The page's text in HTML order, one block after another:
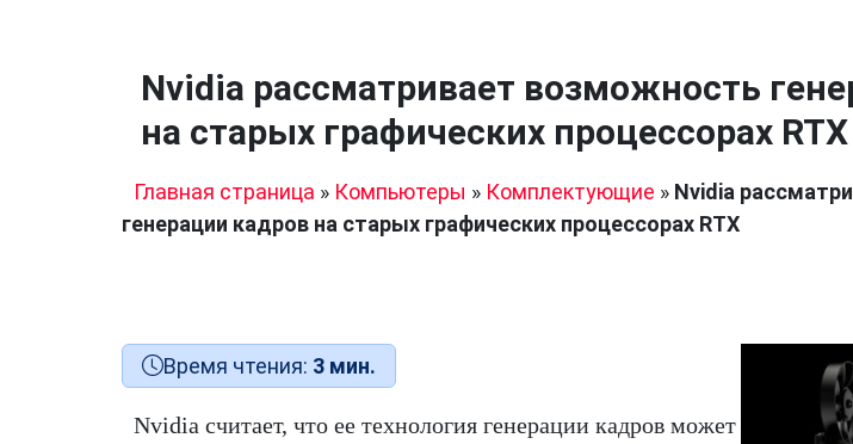
Nvidia рассматривает возможность
на старых графических процессорах RTX
Главная страница » Компьютеры » Комплектующие » Nvidia
генерации кадров на старых графических процессорах RTX
Время чтения: 3 мин.
Nvidia считает, что ее технология генерации кадров может